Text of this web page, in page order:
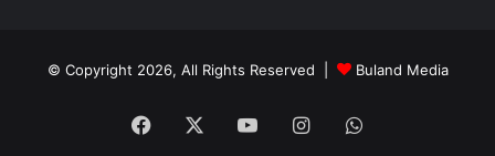
© Copyright 2026, All Rights Reserved | Buland Media
Facebook YouTubeInstagramWhatsApp